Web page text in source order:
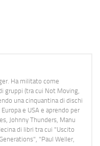
Ha militato come
gruppi (tra cui Not Moving,
una cinquantina di dischi
e USA e aprendo per
Johnny Thunders, Manu
di libri tra cui "Uscito
"Paul Weller,